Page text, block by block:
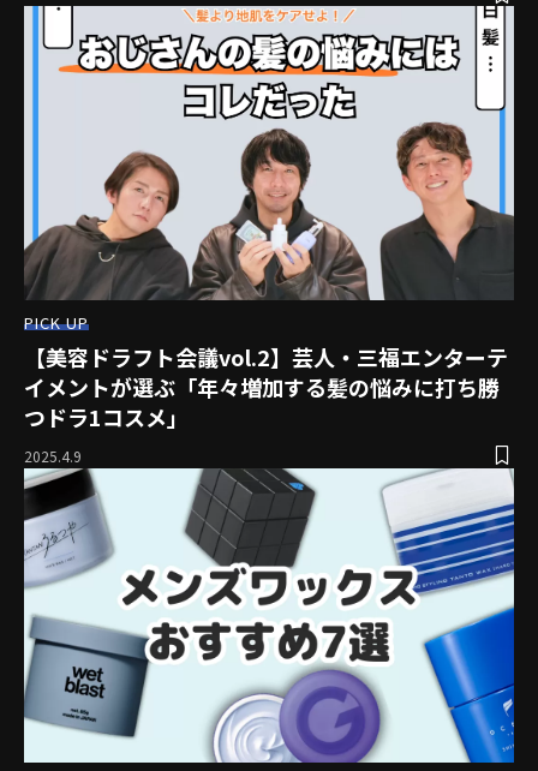
PICK UP
【美容ドラフト会議vol.2】芸人・三福エンターテ
イメントが選ぶ「年々増加する髪の悩みに打ち勝
つドラ1コスメ」
2025.4.9